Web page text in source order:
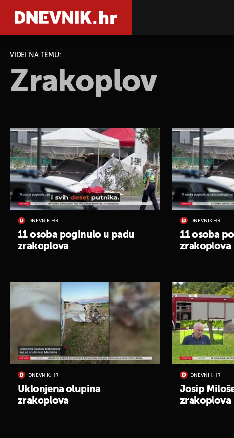
VIDEI NA TEMU:
Zrakoplov
DNEVNIK.HR
11 osoba poginulo u padu
zrakoplova
DNEVNIK.HR
11 osoba
zrakoplova
DNEVNIK.HR
Uklonjena olupina
zrakoplova
DNEVNIK.HR
Josip
zrakoplova